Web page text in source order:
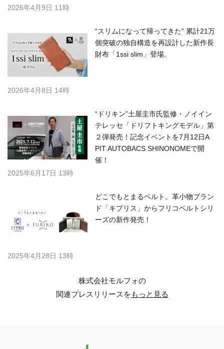
2026年4月9日 11時
“スリムになって帰ってきた” 累計21万
個突破の独自構造を再設計した新作長
財布「1ssi slim」登場。
2026年4月8日 14時
“ドリキン”土屋圭市氏監修・ノイイン
テレッセ「ドリフトキングモデル」第
２弾発売！記念イベントを7月12日A
PIT AUTOBACS SHINONOMEで開
催！
2025年6月17日 13時
どこでもとまるベルト。革小物ブラン
ド「キプリス」からフリコベルトシリ
ーズの新作発売！
2025年4月28日 13時
株式会社モルフォの
関連プレスリリースをもっと見る